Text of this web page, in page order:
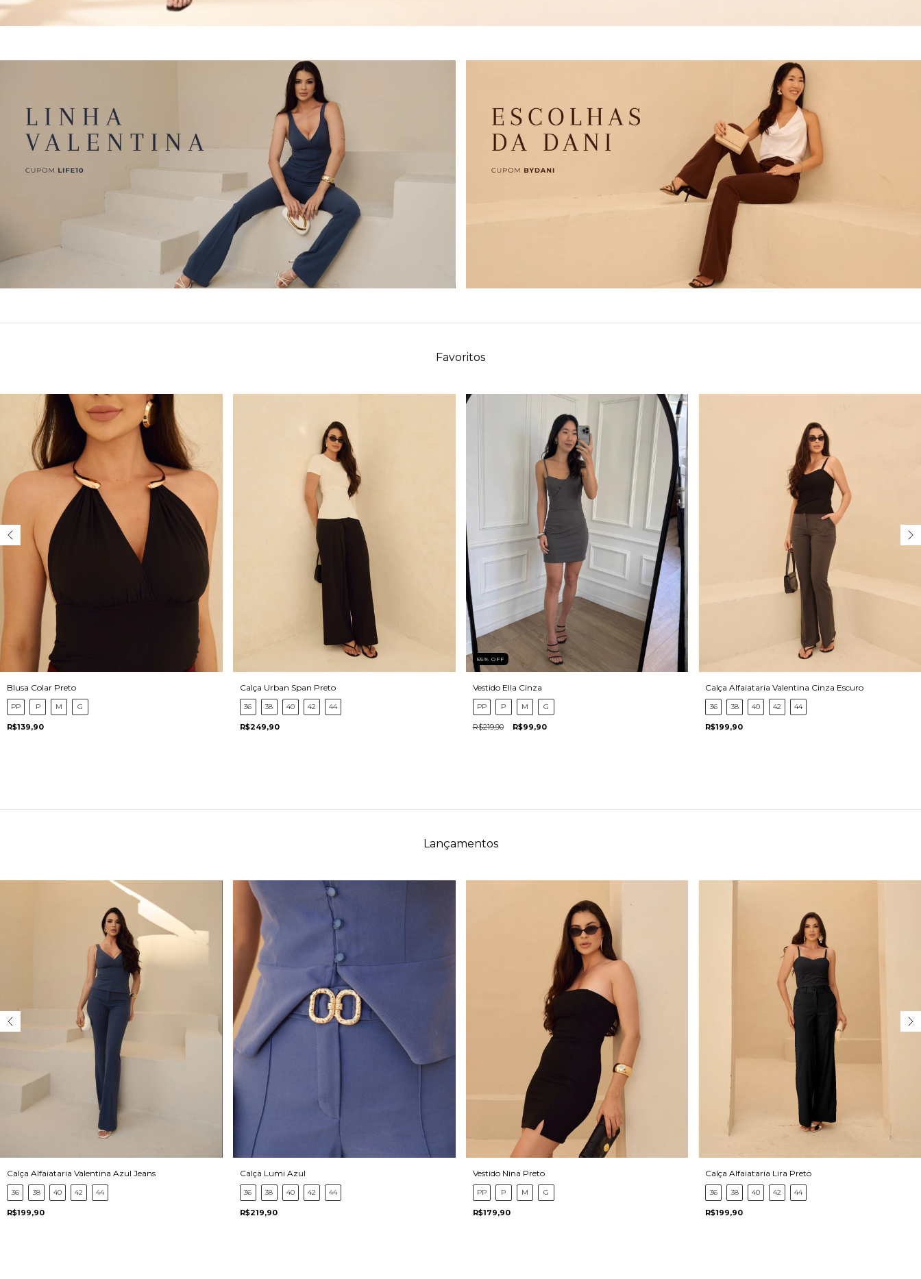
Favoritos
Blusa Colar Preto
PP P M G
R$139,90
Calça Urban Span Preto
36 38 40 42 44
R$249,90
55% OFF
Vestido Ella Cinza
PP P M G
R$219,90 R$99,90
Calça Alfaiataria Valentina Cinza Escuro
36 38 40 42 44
R$199,90
Lançamentos
Calça Alfaiataria Valentina Azul Jeans
36 38 40 42 44
R$199,90
Calça Lumi Azul
36 38 40 42 44
R$219,90
Vestido Nina Preto
PP P M G
R$179,90
Calça Alfaiataria Lira Preto
36 38 40 42 44
R$199,90